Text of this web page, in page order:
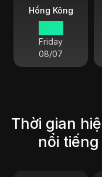
Hồng Kông
Friday
08/07
Thời gian
nổi